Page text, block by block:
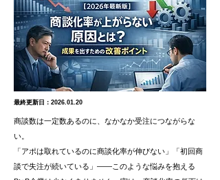
最終更新日：2026.01.20
商談数は一定数あるのに、なかなか受注につながらな
い。
「アポは取れているのに商談化率が伸びない」「初回商
談で失注が続いている」――このような悩みを抱える